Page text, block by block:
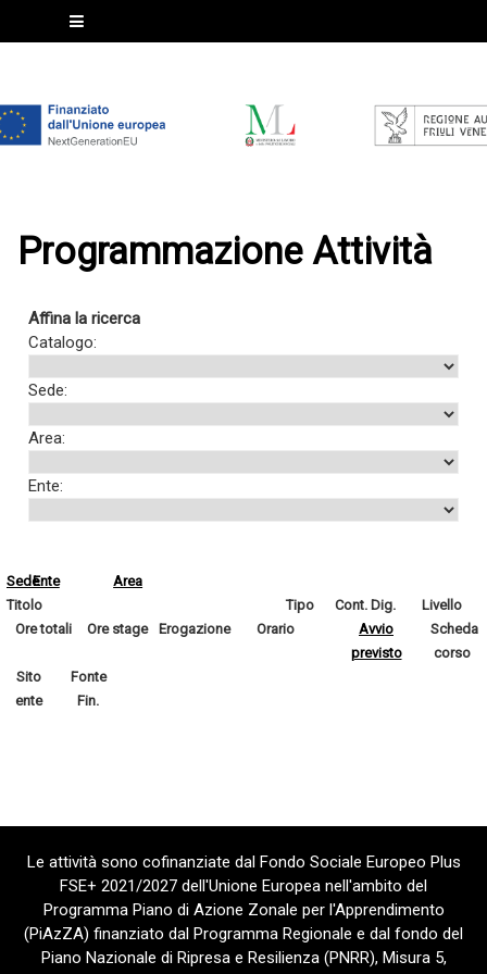
Programmazione Attività
Affina la ricerca
Catalogo:
Sede:
Area:
Ente:
SedeEnte
Area
Titolo
Tipo Cont. Dig.
Livello
Ore totali
Ore stage Erogazione Orario
Avvio
previsto
Scheda
corso
Sito
ente
Fonte
Fin.
Le attività sono cofinanziate dal Fondo Sociale Europeo Plus
FSE+ 2021/2027 dell'Unione Europea nell'ambito del
Programma Piano di Azione Zonale per l'Apprendimento
(PiAzZA) finanziato dal Programma Regionale e dal fondo del
Piano Nazionale di Ripresa e Resilienza (PNRR), Misura 5,